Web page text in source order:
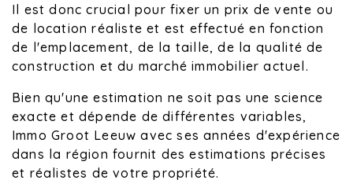
Il est donc crucial pour fixer un prix de vente ou
de location réaliste et est effectué en fonction
de l'emplacement, de la taille, de la qualité de
construction et du marché immobilier actuel.
Bien qu'une estimation ne soit pas une science
exacte et dépende de différentes variables,
Immo Groot Leeuw avec ses années d'expérience
dans la région fournit des estimations précises
et réalistes de votre propriété.